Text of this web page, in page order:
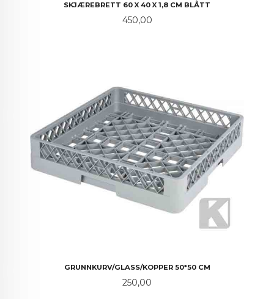
SKJÆREBRETT 60 X 40 X 1,8 CM BLÅTT
Pris
450,00
GRUNNKURV/GLASS/KOPPER 50*50 CM
Pris
250,00